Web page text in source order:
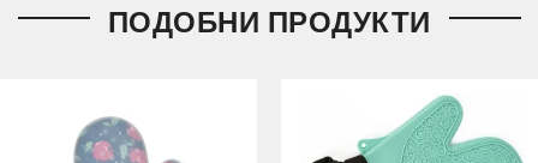
ПОДОБНИ ПРОДУКТИ